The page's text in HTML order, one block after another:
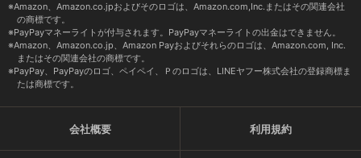
Amazon、Amazon.co.jpおよびそのロゴは、Amazon.com,Inc.またはその関連会社
の商標です。
PayPayマネーライトが付与されます。PayPayマネーライトの出金はできません。
Amazon、Amazon.co.jp、Amazon Payおよびそれらのロゴは、Amazon.com, Inc.
またはその関連会社の商標です。
PayPay、PayPayのロゴ、ペイペイ、Ｐのロゴは、LINEヤフー株式会社の登録商標ま
たは商標です。
会社概要 利用規約